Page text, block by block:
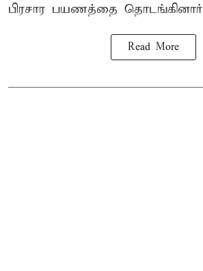
பிரசார பயணத்தை
Read More